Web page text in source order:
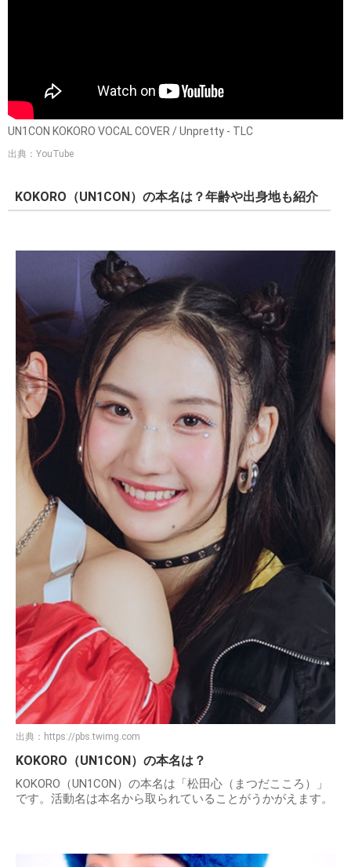
UN1CON KOKORO VOCAL COVER / Unpretty - TLC
出典：YouTube
KOKORO（UN1CON）の本名は？年齢や出身地も紹介
出典： https://pbs.twimg.com
KOKORO（UN1CON）の本名は？
KOKORO（UN1CON）の本名は「松田心（まつだこころ）」
です。活動名は本名から取られていることがうかがえます。